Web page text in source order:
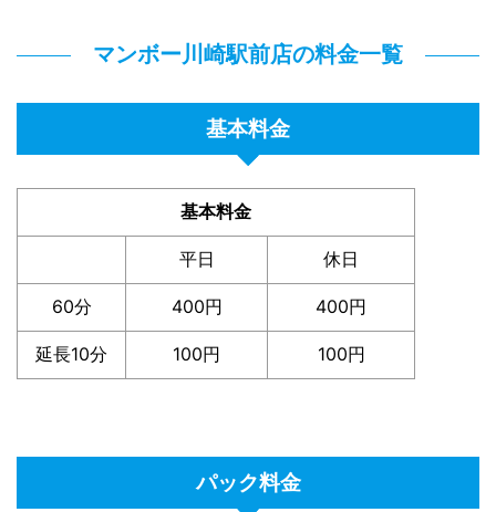
マンボー川崎駅前店の料金一覧
基本料金
基本料金
平日 休日
60分 400円 400円
延長10分 100円 100円
パック料金